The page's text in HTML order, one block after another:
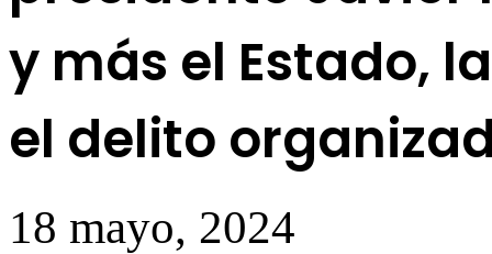
y más el Estado,
el delito
18 mayo, 2024